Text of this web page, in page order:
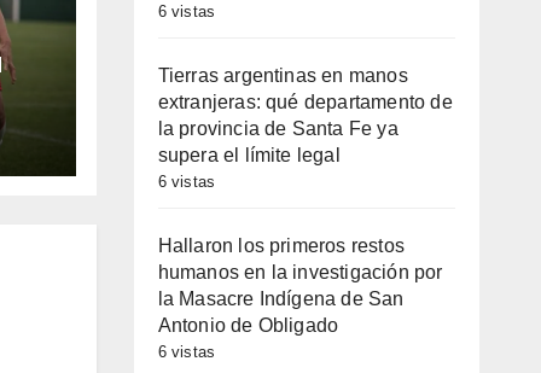
6 vistas
Tierras argentinas en manos
extranjeras: qué departamento de
la provincia de Santa Fe ya
supera el límite legal
6 vistas
Hallaron los primeros restos
humanos en la investigación por
la Masacre Indígena de San
Antonio de Obligado
6 vistas